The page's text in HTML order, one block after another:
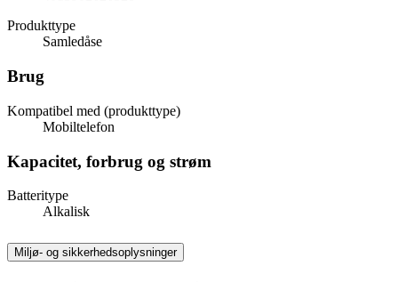
Produkttype
Samledåse
Brug
Kompatibel med (produkttype)
Mobiltelefon
Kapacitet, forbrug og strøm
Batteritype
Alkalisk
Miljø- og sikkerhedsoplysninger